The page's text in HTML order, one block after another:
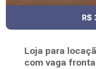
R$
Loja para
com vaga